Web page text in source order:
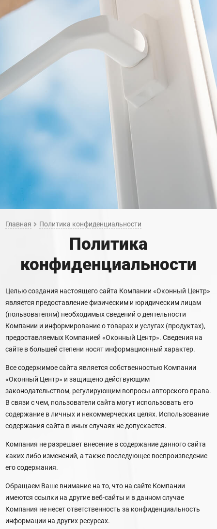
Главная Политика конфиденциальности
Политика
конфиденциальности
Целью создания настоящего сайта Компании «Оконный Центр»
является предоставление физическим и юридическим лицам
(пользователям) необходимых сведений о деятельности
Компании и информирование о товарах и услугах (продуктах),
предоставляемых Компанией «Оконный Центр». Сведения на
сайте в большей степени носят информационный характер.
Все содержимое сайта является собственностью Компании
«Оконный Центр» и защищено действующим
законодательством, регулирующим вопросы авторского права.
В связи с чем, пользователи сайта могут использовать его
содержание в личных и некоммерческих целях. Использование
содержания сайта в иных случаях не допускается.
Компания не разрешает внесение в содержание данного сайта
каких либо изменений, а также последующее воспроизведение
его содержания.
Обращаем Ваше внимание на то, что на сайте Компании
имеются ссылки на другие веб-сайты и в данном случае
Компания не несет ответственность за конфиденциальность
информации на других ресурсах.